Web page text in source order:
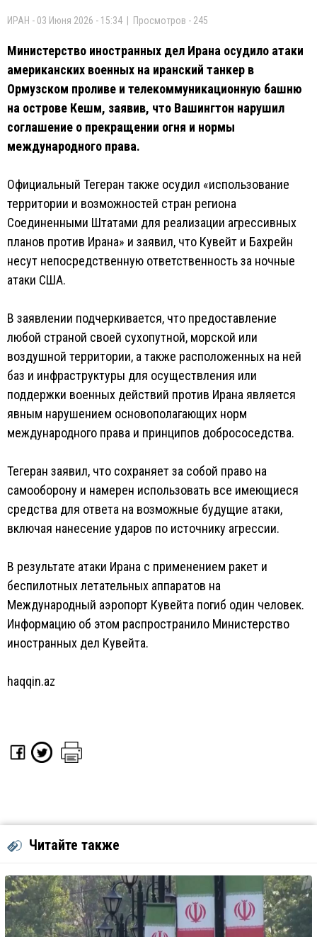
ИРАН - 03 Июня 2026 - 15:34 | Просмотров - 245
Министерство иностранных дел Ирана осудило атаки
американских военных на иранский танкер в
Ормузском проливе и телекоммуникационную башню
на острове Кешм, заявив, что Вашингтон нарушил
соглашение о прекращении огня и нормы
международного права.
Официальный Тегеран также осудил «использование
территории и возможностей стран региона
Соединенными Штатами для реализации агрессивных
планов против Ирана» и заявил, что Кувейт и Бахрейн
несут непосредственную ответственность за ночные
атаки США.
В заявлении подчеркивается, что предоставление
любой страной своей сухопутной, морской или
воздушной территории, а также расположенных на ней
баз и инфраструктуры для осуществления или
поддержки военных действий против Ирана является
явным нарушением основополагающих норм
международного права и принципов добрососедства.
Тегеран заявил, что сохраняет за собой право на
самооборону и намерен использовать все имеющиеся
средства для ответа на возможные будущие атаки,
включая нанесение ударов по источнику агрессии.
В результате атаки Ирана с применением ракет и
беспилотных летательных аппаратов на
Международный аэропорт Кувейта погиб один человек.
Информацию об этом распространило Министерство
иностранных дел Кувейта.
haqqin.az
Читайте также